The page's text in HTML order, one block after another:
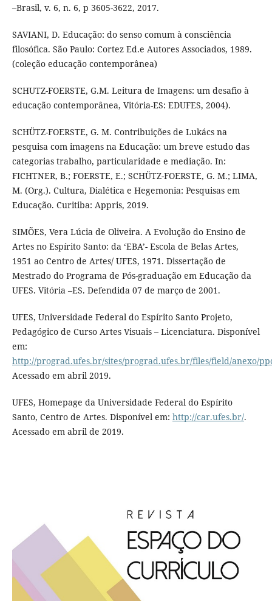
–Brasil, v. 6, n. 6, p 3605-3622, 2017.
SAVIANI, D. Educação: do senso comum à consciência
filosófica. São Paulo: Cortez Ed.e Autores Associados, 1989.
(coleção educação contemporânea)
SCHUTZ-FOERSTE, G.M. Leitura de Imagens: um desafio à
educação contemporânea, Vitória-ES: EDUFES, 2004).
SCHÜTZ-FOERSTE, G. M. Contribuições de Lukács na
pesquisa com imagens na Educação: um breve estudo das
categorias trabalho, particularidade e mediação. In:
FICHTNER, B.; FOERSTE, E.; SCHÜTZ-FOERSTE, G. M.; LIMA,
M. (Org.). Cultura, Dialética e Hegemonia: Pesquisas em
Educação. Curitiba: Appris, 2019.
SIMÕES, Vera Lúcia de Oliveira. A Evolução do Ensino de
Artes no Espírito Santo: da ‘EBA’- Escola de Belas Artes,
1951 ao Centro de Artes/ UFES, 1971. Dissertação de
Mestrado do Programa de Pós-graduação em Educação da
UFES. Vitória –ES. Defendida 07 de março de 2001.
UFES, Universidade Federal do Espírito Santo Projeto,
Pedagógico de Curso Artes Visuais – Licenciatura. Disponível
em:
http://prograd.ufes.br/sites/prograd.ufes.br/files/field/anexo/
Acessado em abril 2019.
UFES, Homepage da Universidade Federal do Espírito
Santo, Centro de Artes. Disponível em: http://car.ufes.br/.
Acessado em abril de 2019.